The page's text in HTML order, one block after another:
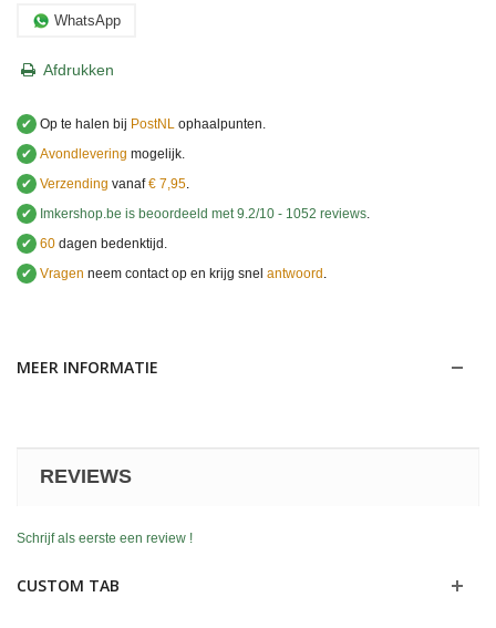
WhatsApp
Afdrukken
✔ Op te halen bij PostNL ophaalpunten.
✔ Avondlevering mogelijk.
✔ Verzending vanaf€ 7,95.
✔
Imkershop.be is beoordeeld met9.2/10 - 1052 reviews.
✔ 60 dagen bedenktijd.
✔ Vragen neem contact op en krijg snel antwoord .
MEER INFORMATIE
REVIEWS
Schrijf als eerste een review !
CUSTOM TAB